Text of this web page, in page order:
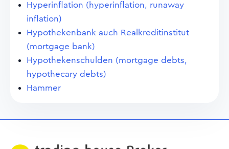
Hyperinflation (hyperinflation, runaway
inflation)
Hypothekenbank auch Realkreditinstitut
(mortgage bank)
Hypothekenschulden (mortgage debts,
hypothecary debts)
Hammer